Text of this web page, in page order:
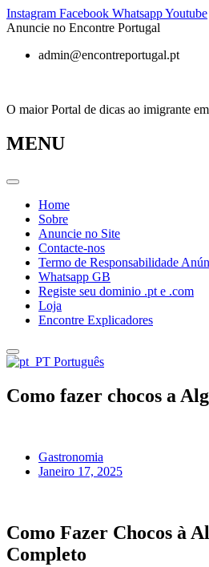
Pular
para
conteúdo
Instagram Facebook WhatsappYoutube
Anuncie no Encontre Portugal
admin@encontreportugal.pt
O maior Portal de dicas ao imigrante
MENU
Home
Sobre
Anuncie no Site
Contacte-nos
Termo de Responsabilidade
Whatsapp GB
Registe seu dominio .pt e .com
Loja
Encontre Explicadores
Português
Como fazer chocos a
Gastronomia
Janeiro 17, 2025
Como Fazer Chocos à
Completo